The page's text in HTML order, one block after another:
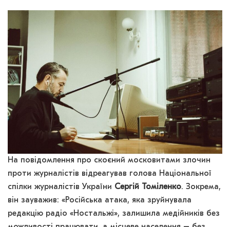
На повідомлення про скоєний московитами злочин
проти журналістів відреагував голова Національної
спілки журналістів України Сергій Томіленко. Зокрема,
він зауважив: «Російська атака, яка зруйнувала
редакцію радіо «Ностальжі», залишила медійників без